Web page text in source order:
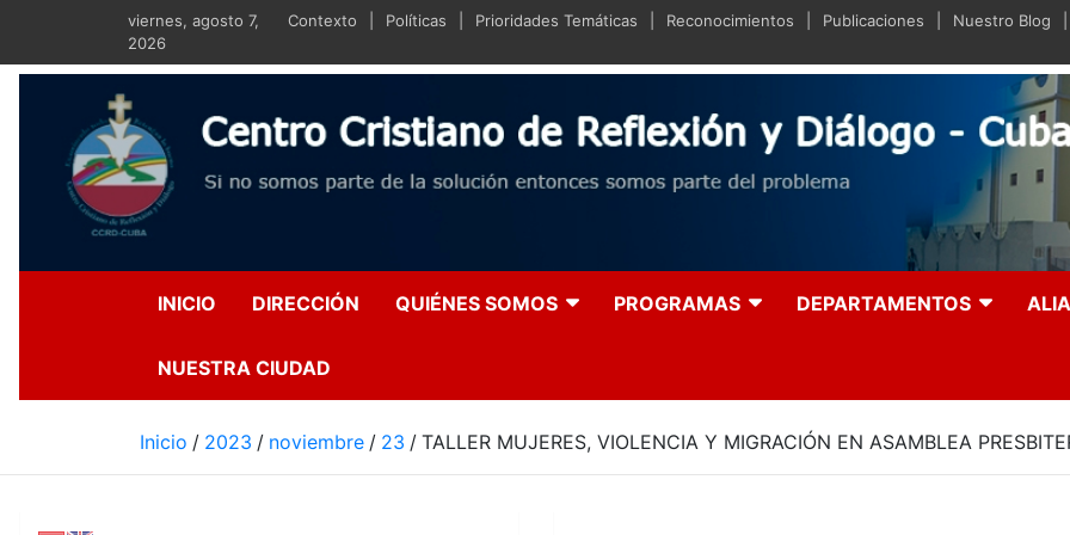
contenido
viernes, agosto 7,
2026
Contexto Políticas Prioridades Temáticas Reconocimientos Publicaciones Nuestro Blog
Centro Cristiano de Reflexión y
Si no somos parte de la solución entonces somos parte del problema
INICIO DIRECCIÓN QUIÉNES SOMOS PROGRAMAS DEPARTAMENTOS
NUESTRA CIUDAD
Inicio 2023 noviembre 23 TALLER MUJERES, VIOLENCIA Y MIGRACIÓN EN ASAMBLEA